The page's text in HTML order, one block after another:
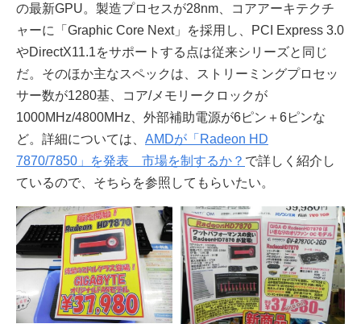
の最新GPU。製造プロセスが28nm、コアアーキテクチ
ャーに「Graphic Core Next」を採用し、PCI Express 3.0
やDirectX11.1をサポートする点は従来シリーズと同じ
だ。そのほか主なスペックは、ストリーミングプロセッ
サー数が1280基、コア/メモリークロックが
1000MHz/4800MHz、外部補助電源が6ピン＋6ピンな
ど。詳細については、 AMDが「Radeon HD
7870/7850」を発表 市場を制するか？ で詳しく紹介し
ているので、そちらを参照してもらいたい。